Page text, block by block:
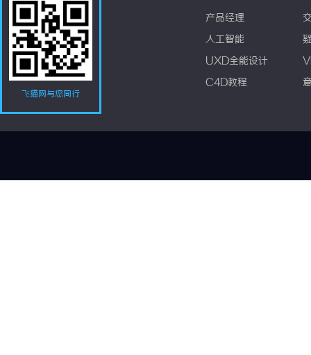
飞猫网与您同行
产品经理
人工智能
UXD全能设计
C4D教程